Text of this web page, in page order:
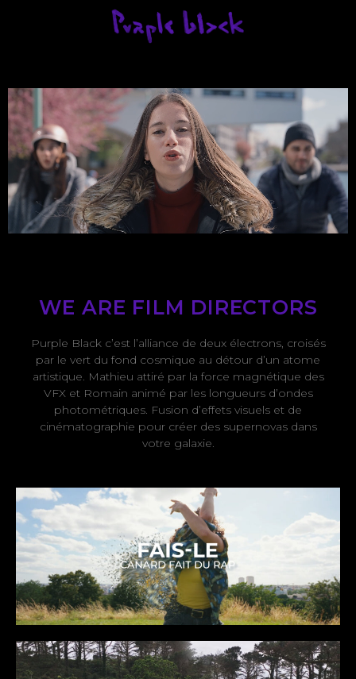
WE ARE FILM DIRECTORS
Purple Black c’est l’alliance de deux électrons, croisés
par le vert du fond cosmique au détour d’un atome
artistique. Mathieu attiré par la force magnétique des
VFX et Romain animé par les longueurs d’ondes
photométriques. Fusion d’effets visuels et de
cinématographie pour créer des supernovas dans
votre galaxie.